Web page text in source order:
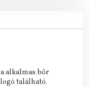
alkalmas bőr
található.